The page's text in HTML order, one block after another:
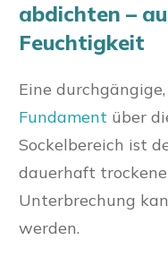
abdichten –
Feuchtigkeit
Eine
Fundament über
Sockelbereich ist
dauerhaft
Unterbrechung
werden.